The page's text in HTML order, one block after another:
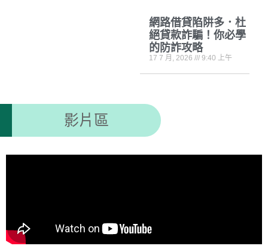
網路借貸陷阱多．杜
絕貸款詐騙！你必學
的防詐攻略
17 7 月, 2026 9:40 上午
影片區